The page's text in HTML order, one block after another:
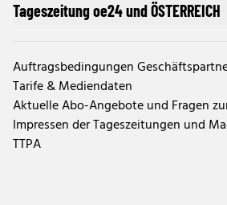
Tageszeitung oe24 und ÖSTERREICH
Auftragsbedingungen
Tarife & Mediendaten
Aktuelle Abo-Angebote und Fragen
Impressen der Tageszeitungen und
TTPA